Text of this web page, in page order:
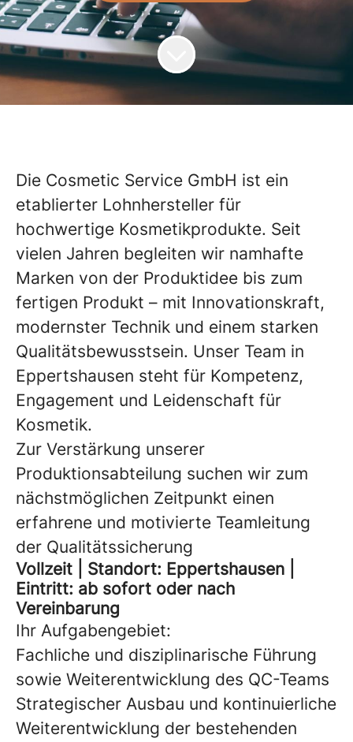
Die Cosmetic Service GmbH ist ein
etablierter Lohnhersteller für
hochwertige Kosmetikprodukte. Seit
vielen Jahren begleiten wir namhafte
Marken von der Produktidee bis zum
fertigen Produkt – mit Innovationskraft,
modernster Technik und einem starken
Qualitätsbewusstsein. Unser Team in
Eppertshausen steht für Kompetenz,
Engagement und Leidenschaft für
Kosmetik.
Zur Verstärkung unserer
Produktionsabteilung suchen wir zum
nächstmöglichen Zeitpunkt einen
erfahrene und motivierte Teamleitung
der Qualitätssicherung
Vollzeit | Standort: Eppertshausen |
Eintritt: ab sofort oder nach
Vereinbarung
Ihr Aufgabengebiet:
Fachliche und disziplinarische Führung
sowie Weiterentwicklung des QC-Teams
Strategischer Ausbau und kontinuierliche
Weiterentwicklung der bestehenden